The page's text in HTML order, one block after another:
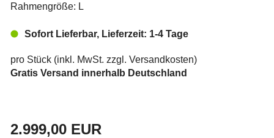
Rahmengröße: L
Sofort Lieferbar, Lieferzeit: 1-4 Tage
pro Stück (inkl. MwSt. zzgl. Versandkosten)
Gratis Versand innerhalb Deutschland
2.999,00 EUR